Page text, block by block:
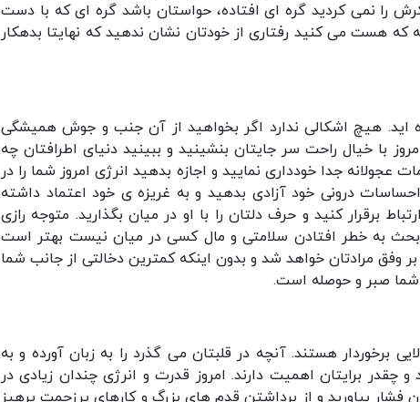
را نمی کردید گره ای افتاده، حواستان باشد گره ای که با دست
که هست می کنید رفتاری از خودتان نشان ندهید که نهایتا بدهکار
اید. هیچ اشکالی ندارد اگر بخواهید از آن جنب و جوش همیشگی
با خیال راحت سر جایتان بنشینید و ببینید دنیای اطرافتان چه
جدا خودداری نمایید و اجازه بدهید انرژی امروز شما را در
درونی خود آزادی بدهید و به غریزه ی خود اعتماد داشته
برقرار کنید و حرف دلتان را با او در میان بگذارید. متوجه رازی
به خطر افتادن سلامتی و مال کسی در میان نیست بهتر است
وفق مرادتان خواهد شد و بدون اینکه کمترین دخالتی از جانب شما
شما صبر و حوصله است.
برخوردار هستند. آنچه در قلبتان می گذرد را به زبان آورده و به
چقدر برایتان اهمیت دارند. امروز قدرت و انرژی چندان زیادی در
بیاورید و از برداشتن قدم های بزرگ و کارهای پرزحمت پرهیز